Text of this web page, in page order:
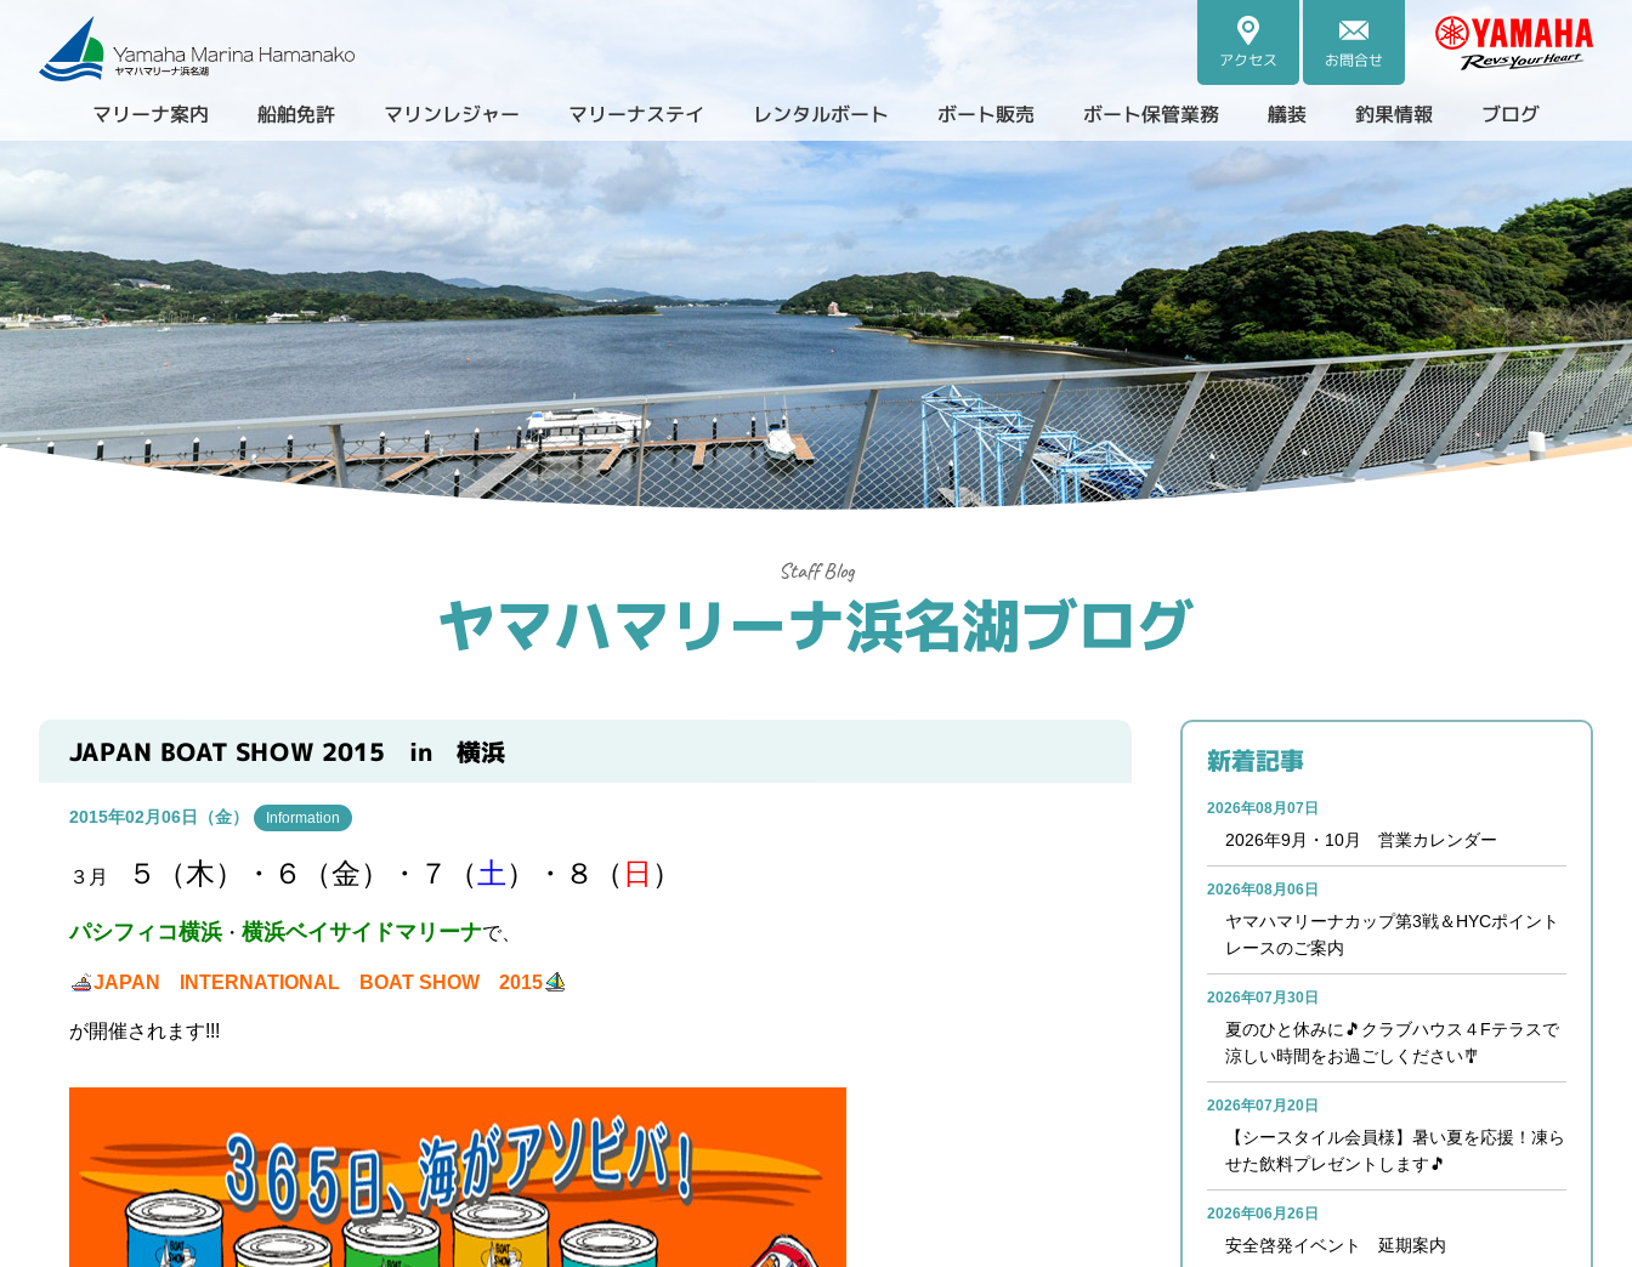
アクセス お問合せ
マリーナ案内 船舶免許
（進級）
マリンレジャー マリーナステイ
（ザ・ヴィラ・浜名湖）
レンタルボート
（クルーザーレンタル）
ボート販売 ボート保管業務 艤装 釣果情報 ブログ
ヤマハマリーナ浜名湖ブログ
JAPAN BOAT SHOW 2015 in 横浜
2015年02月06日（金） Information
３月 ５（木）・６（金）・７（土 ）・８（ 日 ）
パシフィコ横浜・ 横浜ベイサイドマリーナで、
JAPAN INTERNATIONAL BOAT SHOW 2015
が開催されます!!!
新着記事
2026年08月07日
2026年9月・10月 営業カレンダー
2026年08月06日
ヤマハマリーナカップ第3戦＆HYCポイント
レースのご案内
2026年07月30日
夏のひと休みに🎵クラブハウス４Fテラスで
涼しい時間をお過ごしください🎐
2026年07月20日
【シースタイル会員様】暑い夏を応援！凍ら
せた飲料プレゼントします🎵
2026年06月26日
安全啓発イベント 延期案内